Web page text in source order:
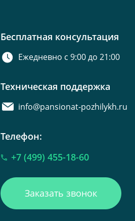
Бесплатная консультация
Ежедневно с 9:00 до 21:00
Техническая поддержка
info@pansionat-pozhilykh.ru
Телефон:
+7 (499) 455-18-60
Заказать звонок